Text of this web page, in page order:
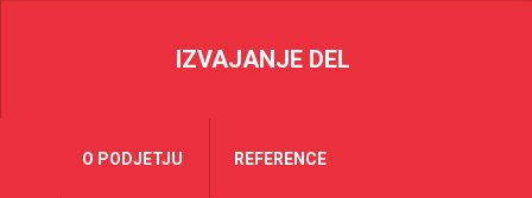
IZVAJANJE DEL
O PODJETJU REFERENCE